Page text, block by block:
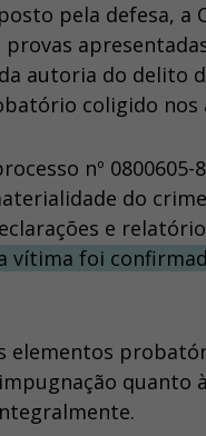
pela defesa,
autoria do delito
coligido nos
nº
do
e
vítima foi
elementos
quanto